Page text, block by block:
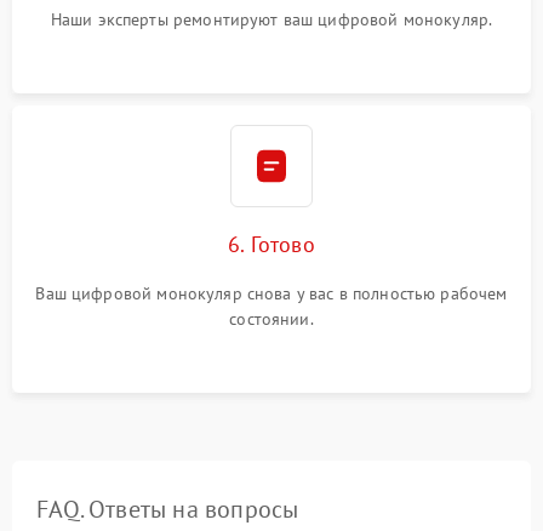
Наши эксперты ремонтируют ваш цифровой монокуляр.
6. Готово
Ваш цифровой монокуляр снова у вас в полностью рабочем
состоянии.
FAQ. Ответы на вопросы